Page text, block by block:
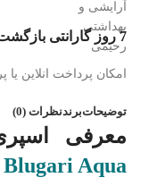
7 روز گارانتی بازگشت وجه
امکان پرداخت انلاین
توضیحاتبرندنظرات (0)
معرفی
Aqua